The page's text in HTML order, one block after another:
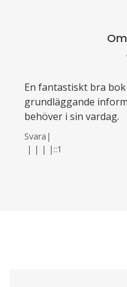
En fantastiskt bra
grundläggande
behöver i sin vardag.
Svara |
| | | | ::1